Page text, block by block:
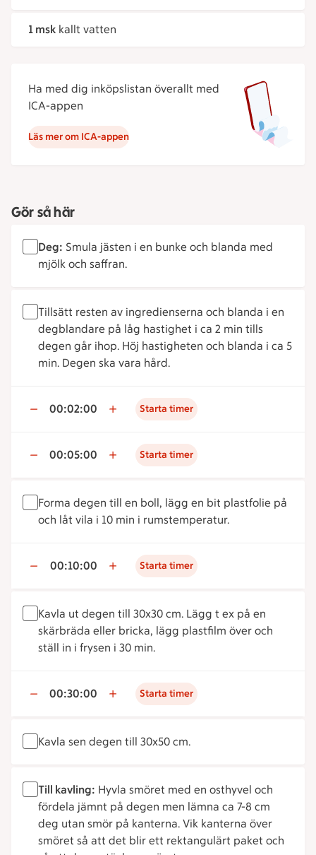
1 msk kallt vatten
Ha med dig inköpslistan överallt med
ICA-appen
Läs mer om ICA-appen
Gör så här
Deg: Smula jästen i en bunke och blanda med
mjölk och saffran.
Tillsätt resten av ingredienserna och blanda i en
degblandare på låg hastighet i ca 2 min tills
degen går ihop. Höj hastigheten och blanda i ca 5
min. Degen ska vara hård.
00:02:00 Starta timer
00:05:00 Starta timer
Forma degen till en boll, lägg en bit plastfolie på
och låt vila i 10 min i rumstemperatur.
00:10:00 Starta timer
Kavla ut degen till 30x30 cm. Lägg t ex på en
skärbräda eller bricka, lägg plastfilm över och
ställ in i frysen i 30 min.
00:30:00 Starta timer
Kavla sen degen till 30x50 cm.
Till kavling: Hyvla smöret med en osthyvel och
fördela jämnt på degen men lämna ca 7-8 cm
deg utan smör på kanterna. Vik kanterna över
smöret så att det blir ett rektangulärt paket och